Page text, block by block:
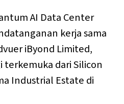
AI Data Center
kerja sama
iByond Limited,
dari Silicon
Industrial Estate di